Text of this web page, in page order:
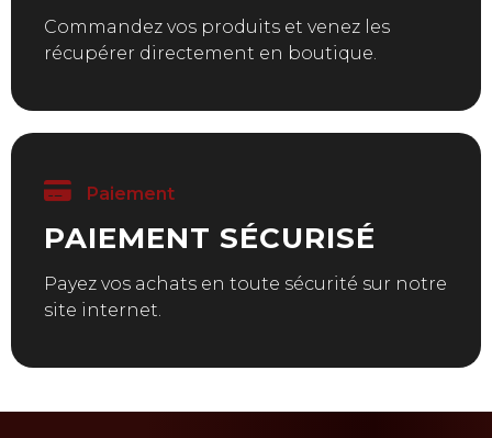
Commandez vos produits et venez les
récupérer directement en boutique.
Paiement
PAIEMENT SÉCURISÉ
Payez vos achats en toute sécurité sur notre
site internet.